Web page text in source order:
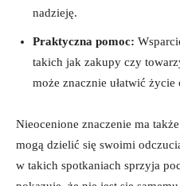
nadzieję.
Praktyczna ‌pomoc:
takich ‍jak zakupy czy
może znacznie ułatwić życie‍
Nieocenione znaczenie ma
mogą‌ dzielić ⁢się swoimi
w takich ‌spotkaniach‍ sprzyja